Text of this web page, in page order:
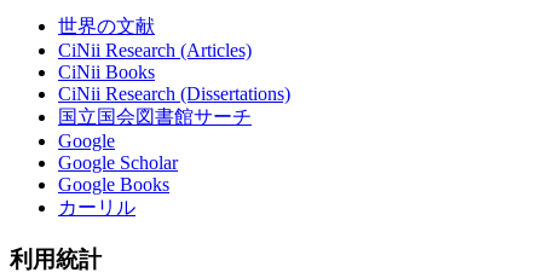
世界の文献
CiNii Research (Articles)
CiNii Books
CiNii Research (Dissertations)
国立国会図書館サーチ
Google
Google Scholar
Google Books
カーリル
利用統計